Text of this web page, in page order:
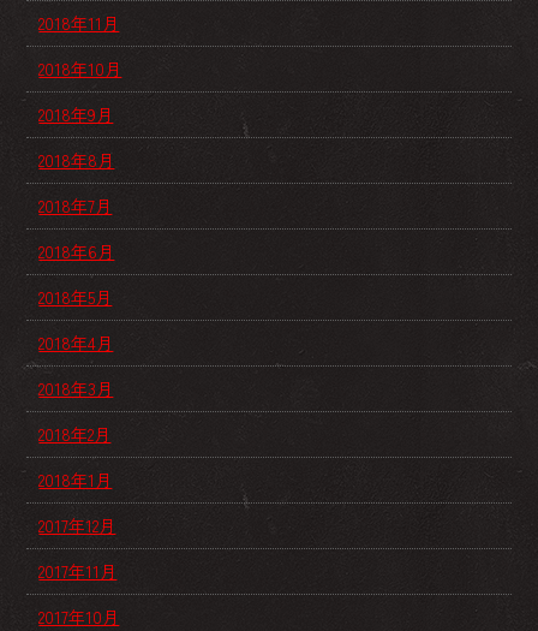
2018年11月
2018年10月
2018年9月
2018年8月
2018年7月
2018年6月
2018年5月
2018年4月
2018年3月
2018年2月
2018年1月
2017年12月
2017年11月
2017年10月